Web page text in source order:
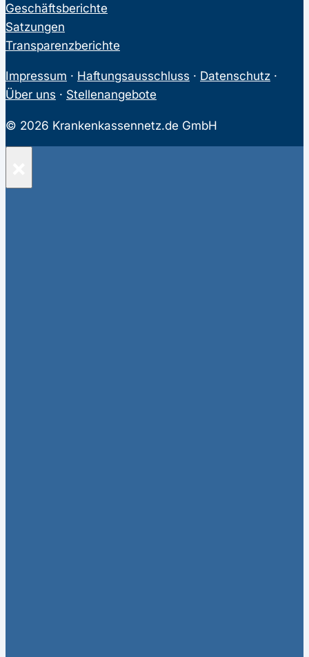
Geschäftsberichte
Satzungen
Transparenzberichte
Impressum · Haftungsausschluss · Datenschutz ·
Über uns · Stellenangebote
© 2026 Krankenkassennetz.de GmbH